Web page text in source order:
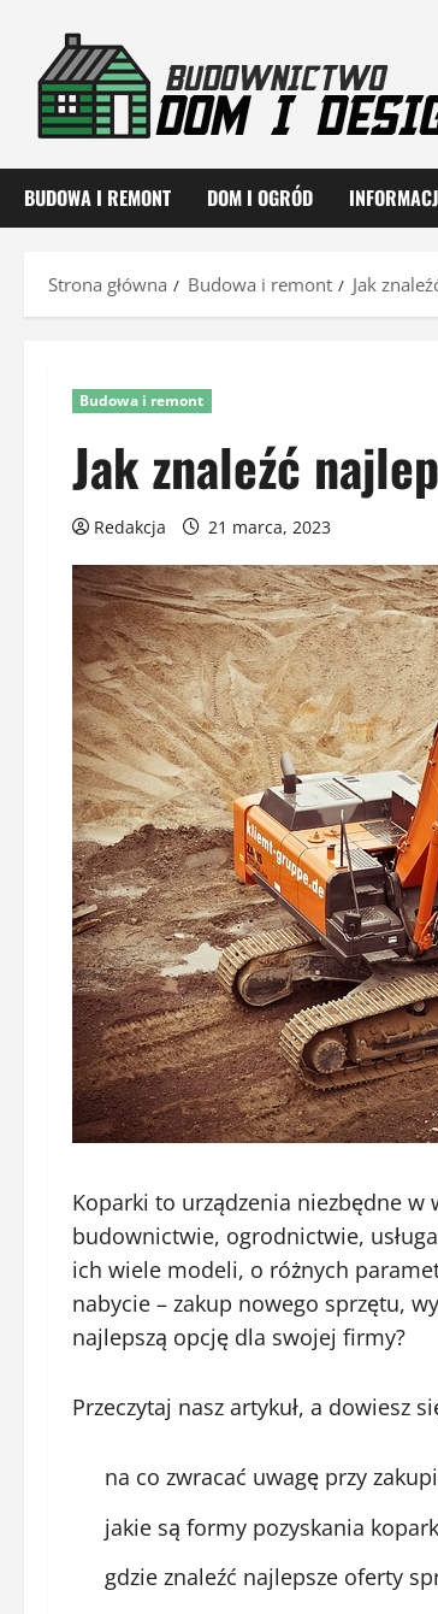
treści
BUDOWA I REMONT DOM I OGRÓD
Strona główna Budowa i remont Jak
Budowa i remont
Jak znaleźć
Redakcja 21 marca, 2023
Koparki to urządzenia niezbędne w
budownictwie, ogrodnictwie,
ich wiele modeli, o różnych
nabycie – zakup nowego sprzętu,
najlepszą opcję dla swojej firmy?
Przeczytaj nasz artykuł, a dowiesz
na co zwracać uwagę przy
jakie są formy pozyskania
gdzie znaleźć najlepsze oferty